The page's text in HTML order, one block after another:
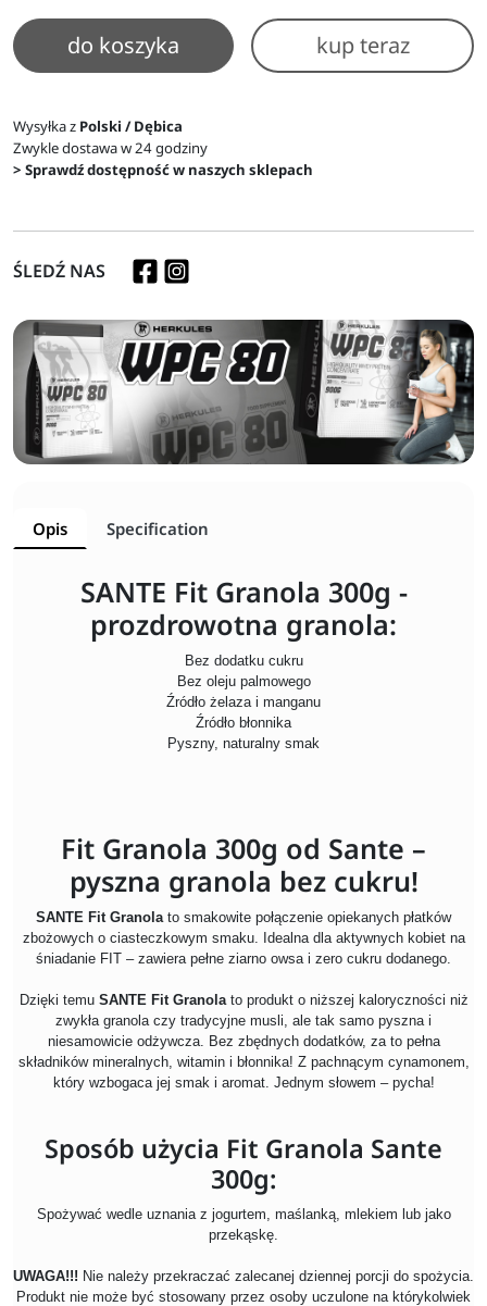
do koszyka kup teraz
Wysyłka z Polski / Dębica
Zwykle dostawa w 24 godziny
> Sprawdź dostępność w naszych sklepach
ŚLEDŹ NAS
Opis Specification
SANTE Fit Granola 300g -
prozdrowotna granola:
Bez dodatku cukru
Bez oleju palmowego
Źródło żelaza i manganu
Źródło błonnika
Pyszny, naturalny smak
Fit Granola 300g od Sante –
pyszna granola bez cukru!
SANTE Fit Granola to smakowite połączenie opiekanych płatków
zbożowych o ciasteczkowym smaku. Idealna dla aktywnych kobiet na
śniadanie FIT – zawiera pełne ziarno owsa i zero cukru dodanego.
Dzięki temu SANTE Fit Granolato produkt o niższej kaloryczności niż
zwykła granola czy tradycyjne musli, ale tak samo pyszna i
niesamowicie odżywcza. Bez zbędnych dodatków, za to pełna
składników mineralnych, witamin i błonnika! Z pachnącym cynamonem,
który wzbogaca jej smak i aromat. Jednym słowem – pycha!
Sposób użycia Fit Granola Sante
300g:
Spożywać wedle uznania z jogurtem, maślanką, mlekiem lub jako
przekąskę.
UWAGA!!! Nie należy przekraczać zalecanej dziennej porcji do spożycia.
Produkt nie może być stosowany przez osoby uczulone na którykolwiek